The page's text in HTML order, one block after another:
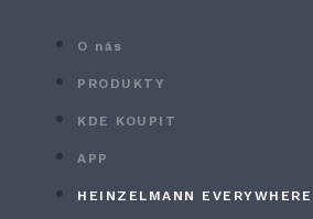
O nás
PRODUKTY
KDE KOUPIT
APP
HEINZELMANN EVERYWHERE